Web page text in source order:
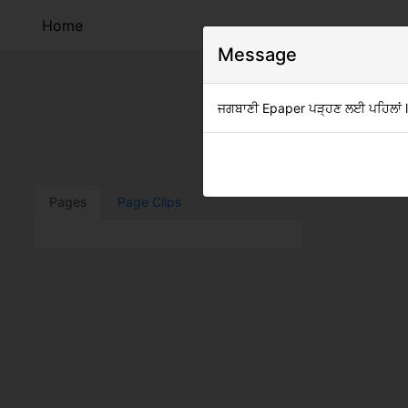
Home
Clip
Pages Page Clips
Message
ਜਗਬਾਣੀ Epaper ਪੜ੍ਹਣ ਲਈ